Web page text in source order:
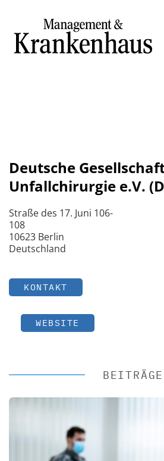
Deutsche
Unfallchirurgie e.V.
Straße des 17. Juni 106-
108
10623 Berlin
Deutschland
KONTAKT
WEBSITE
BEITRÄGE